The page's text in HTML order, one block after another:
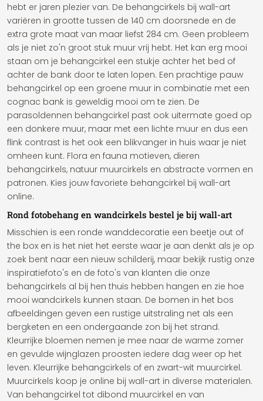
hebt er jaren plezier van. De behangcirkels bij wall-art
variëren in grootte tussen de 140 cm doorsnede en de
extra grote maat van maar liefst 284 cm. Geen probleem
als je niet zo'n groot stuk muur vrij hebt. Het kan erg mooi
staan om je behangcirkel een stukje achter het bed of
achter de bank door te laten lopen. Een prachtige pauw
behangcirkel op een groene muur in combinatie met een
cognac bank is geweldig mooi om te zien. De
parasoldennen behangcirkel past ook uitermate goed op
een donkere muur, maar met een lichte muur en dus een
flink contrast is het ook een blikvanger in huis waar je niet
omheen kunt. Flora en fauna motieven, dieren
behangcirkels, natuur muurcirkels en abstracte vormen en
patronen. Kies jouw favoriete behangcirkel bij wall-art
online.
Rond fotobehang en wandcirkels bestel je bij wall-art
Misschien is een ronde wanddecoratie een beetje out of
the box en is het niet het eerste waar je aan denkt als je op
zoek bent naar een nieuw schilderij, maar bekijk rustig onze
inspiratiefoto's en de foto's van klanten die onze
behangcirkels al bij hen thuis hebben hangen en zie hoe
mooi wandcirkels kunnen staan. De bomen in het bos
afbeeldingen geven een rustige uitstraling net als een
bergketen en een ondergaande zon bij het strand.
Kleurrijke bloemen nemen je mee naar de warme zomer
en gevulde wijnglazen proosten iedere dag weer op het
leven. Kleurrijke behangcirkels of en zwart-wit muurcirkel.
Muurcirkels koop je online bij wall-art in diverse materialen.
Van behangcirkel tot dibond muurcirkel en van